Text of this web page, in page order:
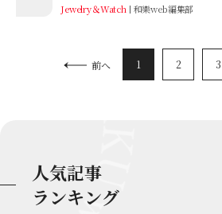
Jewelry＆Watch 和樂web編集部
前へ 1 2 3
人気記事
ランキング